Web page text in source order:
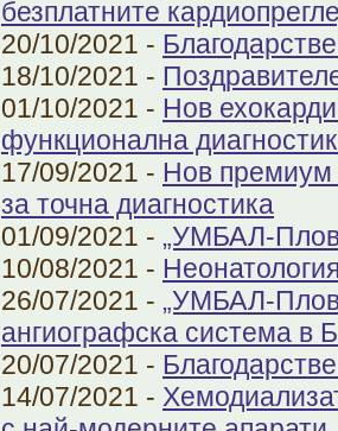
безплатните
20/10/2021 -
18/10/2021 -
01/10/2021 - Нов
функционална
17/09/2021 - Нов премиум
за точна диагностика
01/09/2021 - „УМБАЛ-
10/08/2021 -
26/07/2021 - „УМБАЛ-
ангиографска система в
20/07/2021 -
14/07/2021 -